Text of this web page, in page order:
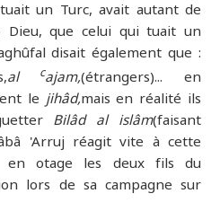
un Turc, avait autant de
Dieu, que celui qui tuait un
disait également que :
al cajam,(étrangers)... en
lejihâd,mais en réalité ils
Bilâd al islâm(faisant
'Arruj réagit vite à cette
otage les deux fils du
lors de sa campagne sur